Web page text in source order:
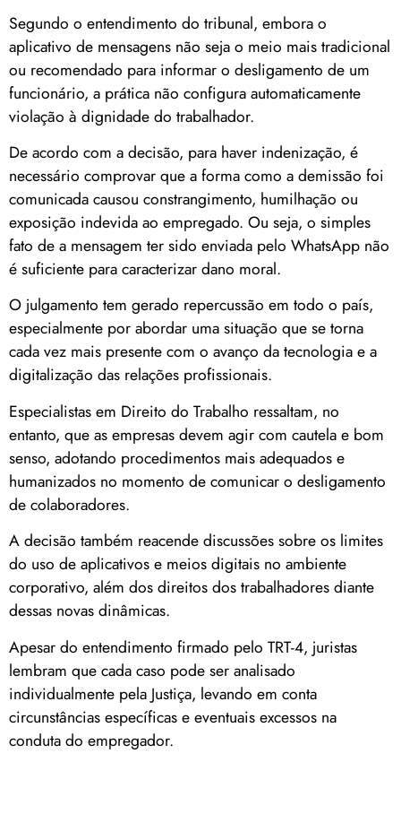
Segundo o entendimento do tribunal, embora o
aplicativo de mensagens não seja o meio mais tradicional
ou recomendado para informar o desligamento de um
funcionário, a prática não configura automaticamente
violação à dignidade do trabalhador.
De acordo com a decisão, para haver indenização, é
necessário comprovar que a forma como a demissão foi
comunicada causou constrangimento, humilhação ou
exposição indevida ao empregado. Ou seja, o simples
fato de a mensagem ter sido enviada pelo WhatsApp não
é suficiente para caracterizar dano moral.
O julgamento tem gerado repercussão em todo o país,
especialmente por abordar uma situação que se torna
cada vez mais presente com o avanço da tecnologia e a
digitalização das relações profissionais.
Especialistas em Direito do Trabalho ressaltam, no
entanto, que as empresas devem agir com cautela e bom
senso, adotando procedimentos mais adequados e
humanizados no momento de comunicar o desligamento
de colaboradores.
A decisão também reacende discussões sobre os limites
do uso de aplicativos e meios digitais no ambiente
corporativo, além dos direitos dos trabalhadores diante
dessas novas dinâmicas.
Apesar do entendimento firmado pelo TRT-4, juristas
lembram que cada caso pode ser analisado
individualmente pela Justiça, levando em conta
circunstâncias específicas e eventuais excessos na
conduta do empregador.